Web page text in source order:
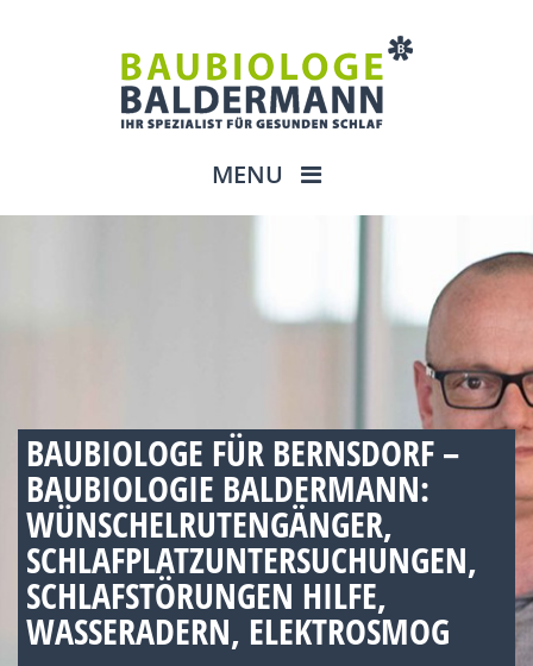
MENU
BAUBIOLOGE FÜR BERNSDORF –
BAUBIOLOGIE BALDERMANN:
WÜNSCHELRUTENGÄNGER,
SCHLAFPLATZUNTERSUCHUNGEN,
SCHLAFSTÖRUNGEN HILFE,
WASSERADERN, ELEKTROSMOG